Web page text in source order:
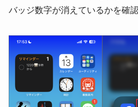
バッジ数字が消えているかを確認